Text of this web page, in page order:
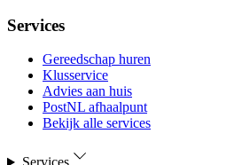
Services
Gereedschap huren
Klusservice
Advies aan huis
PostNL afhaalpunt
Bekijk alle services